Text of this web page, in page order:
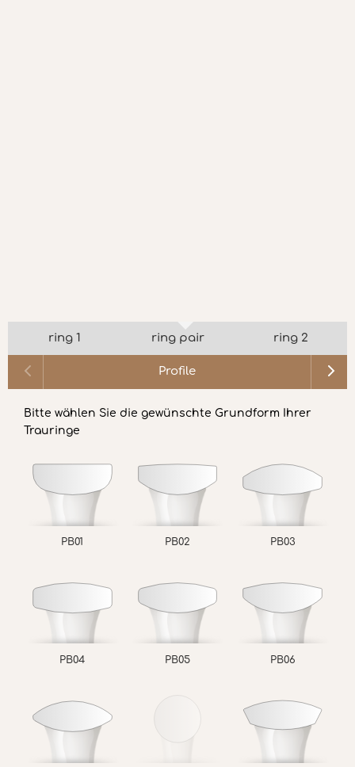
ring 1 ring pair ring 2
Profile
Bitte wählen Sie die gewünschte Grundform Ihrer
Trauringe
PB01 PB02 PB03
PB04 PB05 PB06